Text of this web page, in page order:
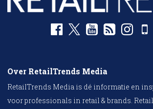
Over RetailTrends Media
RetailTrends Media is dé informatie en
voor professionals in retail & brands.